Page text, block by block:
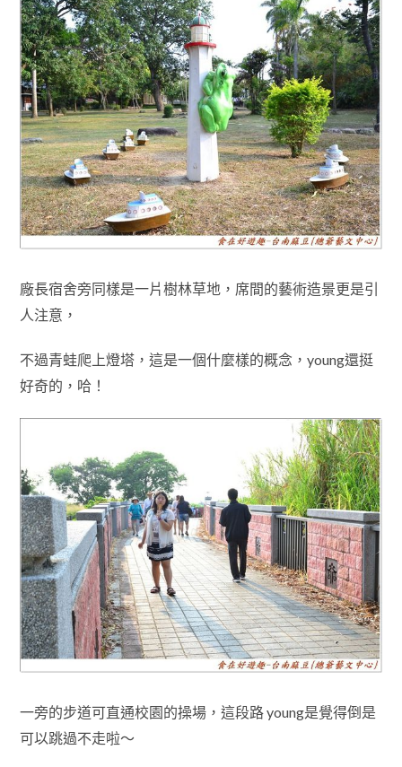
廠長宿舍旁同樣是一片樹林草地，席間的藝術造景更是引
人注意 ，
不過青蛙爬上燈塔，這是一個什麼樣的概念 ，young還挺
好奇的 ， 哈！
一旁的步道可直通校園的操場，這段路 young是覺得倒是
可以跳過不走啦～